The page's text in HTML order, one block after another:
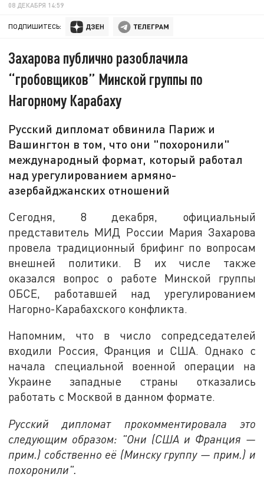
08 ДЕКАБРЯ 14:59
ПОДПИШИТЕСЬ:
Захарова публично разоблачила
“гробовщиков” Минской группы по
Нагорному Карабаху
Русский дипломат обвинила Париж и
Вашингтон в том, что они "похоронили"
международный формат, который работал
над урегулированием армяно-
азербайджанских отношений
Сегодня, 8 декабря, официальный
представитель МИД России Мария Захарова
провела традиционный брифинг по вопросам
внешней политики. В их числе также
оказался вопрос о работе Минской группы
ОБСЕ, работавшей над урегулированием
Нагорно-Карабахского конфликта.
Напомним, что в число сопредседателей
входили Россия, Франция и США. Однако с
начала специальной военной операции на
Украине западные страны отказались
работать с Москвой в данном формате.
Русский дипломат прокомментировала это
следующим образом: "Они (США и Франция —
прим.) собственно её (Минску группу — прим.) и
похоронили".